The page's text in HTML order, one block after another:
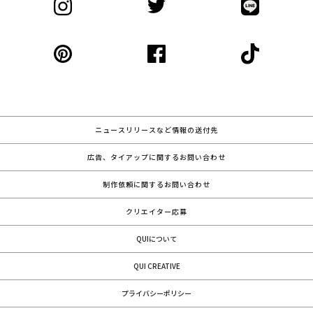
ニュースリリースなど情報の送付先
広告、タイアップに関するお問い合わせ
制作依頼に関するお問い合わせ
クリエイター応募
QUIについて
QUI CREATIVE
プライバシーポリシー